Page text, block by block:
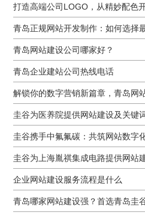
打造高端公司LOGO，从精妙配色
青岛正规网站开发制作：如何选择
青岛网站建设公司哪家好？
青岛企业建站公司热线电话
解锁你的数字营销新篇章，青岛网
圭谷携手中氟氟碳：共筑网站数字
圭谷为上海胤祺集成电路提供网站
企业网站建设服务流程是什么
青岛哪家网站建设强？首选青岛圭